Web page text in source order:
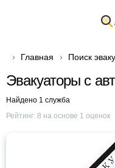
Главная Поиск
Эвакуаторы с
Найдено 1 служба
Рейтинг: 8 на основе 1 оценок